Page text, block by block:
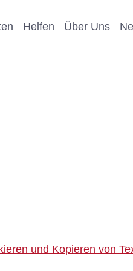
Helfen Über Uns
und Kopieren von